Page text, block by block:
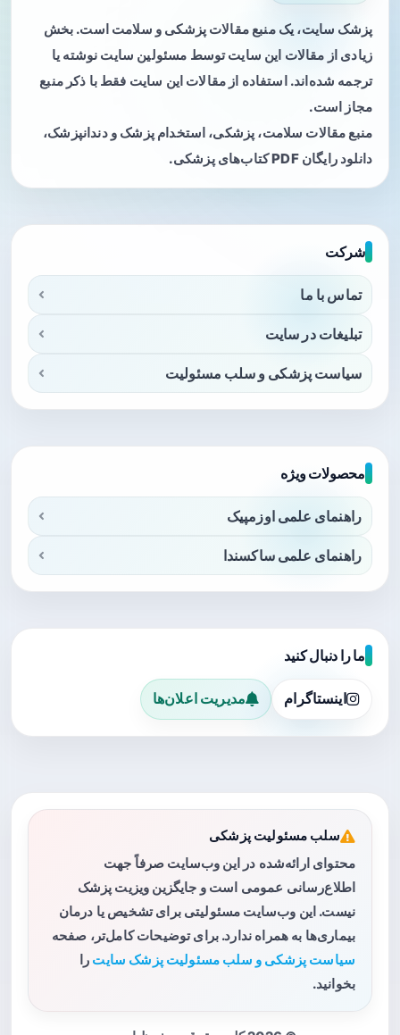
پزشک سایت، یک منبع مقالات پزشکی و سلامت است. بخش
زیادی از مقالات این سایت توسط مسئولین سایت نوشته یا
ترجمه شده‌اند. استفاده از مقالات این سایت فقط با ذکر منبع
مجاز است.
منبع مقالات سلامت، پزشکی، استخدام پزشک و دندانپزشک،
دانلود رایگان PDF کتاب‌های پزشکی.
شرکت
تماس با ما
تبلیغات در سایت
سیاست پزشکی و سلب مسئولیت
محصولات ویژه
راهنمای علمی اوزمپیک
راهنمای علمی ساکسندا
ما را دنبال کنید
اینستاگرام مدیریت اعلان‌ها
سلب مسئولیت پزشکی
محتوای ارائه‌شده در این وب‌سایت صرفاً جهت
اطلاع‌رسانی عمومی است و جایگزین ویزیت پزشک
نیست. این وب‌سایت مسئولیتی برای تشخیص یا درمان
بیماری‌ها به همراه ندارد. برای توضیحات کامل‌تر، صفحه
سیاست پزشکی و سلب مسئولیت پزشک سایت را
بخوانید.